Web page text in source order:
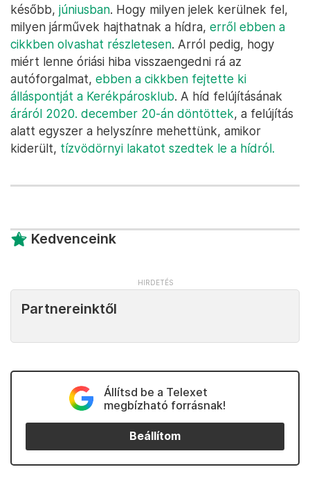
később, júniusban. Hogy milyen jelek kerülnek fel,
milyen járművek hajthatnak a hídra, erről ebben a
cikkben olvashat részletesen. Arról pedig, hogy
miért lenne óriási hiba visszaengedni rá az
autóforgalmat, ebben a cikkben fejtette ki
álláspontját a Kerékpárosklub. A híd felújításának
áráról 2020. december 20-án döntöttek, a felújítás
alatt egyszer a helyszínre mehettünk, amikor
kiderült, tízvödörnyi lakatot szedtek le a hídról.
Kedvenceink
Partnereinktől
Állítsd be a Telexet
megbízható forrásnak!
Beállítom